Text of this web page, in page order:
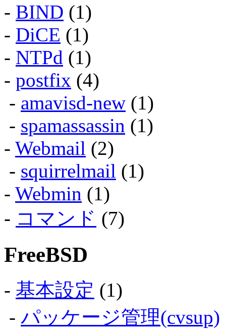
- BIND (1)
- DiCE (1)
- NTPd (1)
- postfix (4)
- amavisd-new (1)
- spamassassin (1)
- Webmail (2)
- squirrelmail (1)
- Webmin (1)
- コマンド (7)
FreeBSD
- 基本設定 (1)
- パッケージ管理(cvsup)